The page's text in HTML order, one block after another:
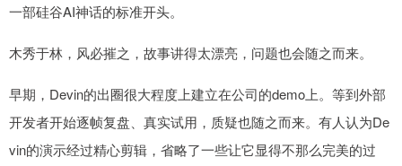
一部硅谷AI神话的标准开头。
木秀于林，风必摧之，故事讲得太漂亮，问题也会随之而来。
早期，Devin的出圈很大程度上建立在公司的demo上。等到外部
开发者开始逐帧复盘、真实试用，质疑也随之而来。有人认为De
vin的演示经过精心剪辑，省略了一些让它显得不那么完美的过